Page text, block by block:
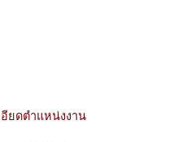
ยดตำแหน่งงาน